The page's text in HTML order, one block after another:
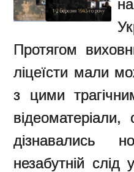
Протягом
ліцеїсти мали
з цими
відеоматеріали,
дізнавались
незабутній